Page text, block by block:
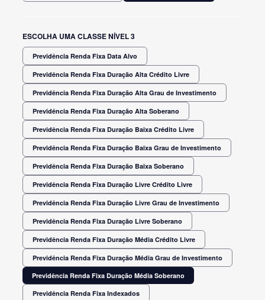
ESCOLHA UMA CLASSE NÍVEL 3
Previdência Renda Fixa Data Alvo
Previdência Renda Fixa Duração Alta Crédito Livre
Previdência Renda Fixa Duração Alta Grau de Investimento
Previdência Renda Fixa Duração Alta Soberano
Previdência Renda Fixa Duração Baixa Crédito Livre
Previdência Renda Fixa Duração Baixa Grau de Investimento
Previdência Renda Fixa Duração Baixa Soberano
Previdência Renda Fixa Duração Livre Crédito Livre
Previdência Renda Fixa Duração Livre Grau de Investimento
Previdência Renda Fixa Duração Livre Soberano
Previdência Renda Fixa Duração Média Crédito Livre
Previdência Renda Fixa Duração Média Grau de Investimento
Previdência Renda Fixa Duração Média Soberano
Previdência Renda Fixa Indexados